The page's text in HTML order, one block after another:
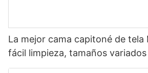
La mejor cama capitoné de tela
fácil limpieza, tamaños variados
de fábrica - Muebles JLH